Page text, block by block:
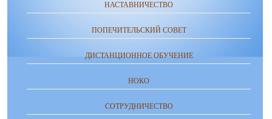
НАСТАВНИЧЕСТВО
ПОПЕЧИТЕЛЬСКИЙ СОВЕТ
ДИСТАНЦИОННОЕ ОБУЧЕНИЕ
НОКО
СОТРУДНИЧЕСТВО